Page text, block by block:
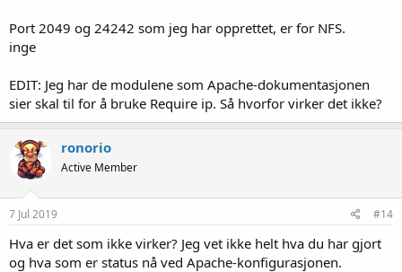
Port 2049 og 24242 som jeg har opprettet, er for NFS.
inge
EDIT: Jeg har de modulene som Apache-dokumentasjonen
sier skal til for å bruke Require ip. Så hvorfor virker det ikke?
ronorio
Active Member
7 Jul 2019 #14
Hva er det som ikke virker? Jeg vet ikke helt hva du har gjort
og hva som er status nå ved Apache-konfigurasjonen.